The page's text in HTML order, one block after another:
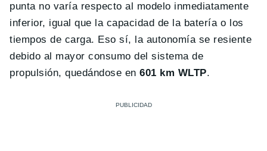
punta no varía respecto al modelo inmediatamente
inferior, igual que la capacidad de la batería o los
tiempos de carga. Eso sí, la autonomía se resiente
debido al mayor consumo del sistema de
propulsión, quedándose en 601 km WLTP.